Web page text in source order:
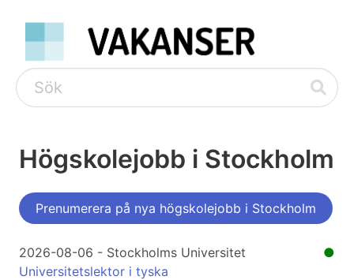
Högskolejobb i Stockholm
Prenumerera på nya högskolejobb i Stockholm
●
2026-08-06 - Stockholms Universitet
Universitetslektor i tyska